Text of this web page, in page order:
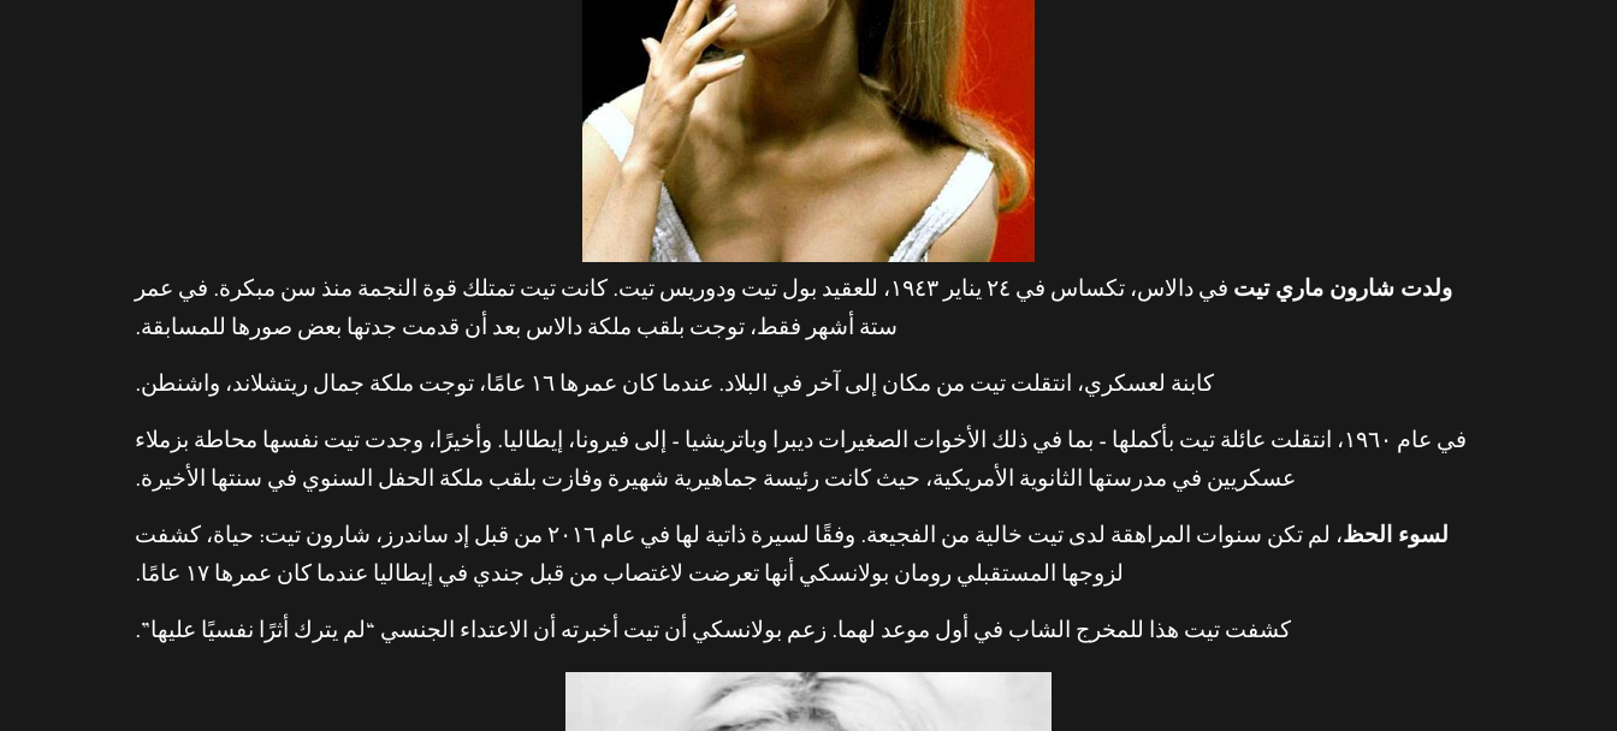
ولدت شارون ماري تيت
في دالاس، تكساس في ٢٤ يناير ١٩٤٣، للعقيد بول تيت ودوريس تيت. كانت تيت تمتلك قوة النجمة منذ سن مبكرة. في عمر
ستة أشهر فقط، توجت بلقب ملكة دالاس بعد أن قدمت جدتها بعض صورها للمسابقة.
كابنة لعسكري، انتقلت تيت من مكان إلى آخر في البلاد. عندما كان عمرها ١٦ عامًا، توجت ملكة جمال ريتشلاند، واشنطن.
في عام ١٩٦٠، انتقلت عائلة تيت بأكملها – بما في ذلك الأخوات الصغيرات ديبرا وباتريشيا – إلى فيرونا، إيطاليا. وأخيرًا، وجدت تيت نفسها محاطة بزملاء
عسكريين في مدرستها الثانوية الأمريكية، حيث كانت رئيسة جماهيرية شهيرة وفازت بلقب ملكة الحفل السنوي في سنتها الأخيرة.
لسوء الحظ
، لم تكن سنوات المراهقة لدى تيت خالية من الفجيعة. وفقًا لسيرة ذاتية لها في عام ٢٠١٦ من قبل إد ساندرز، شارون تيت: حياة، كشفت
لزوجها المستقبلي رومان بولانسكي أنها تعرضت لاغتصاب من قبل جندي في إيطاليا عندما كان عمرها ١٧ عامًا.
كشفت تيت هذا للمخرج الشاب في أول موعد لهما. زعم بولانسكي أن تيت أخبرته أن الاعتداء الجنسي “لم يترك أثرًا نفسيًا عليها”.